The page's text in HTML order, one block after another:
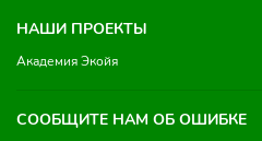
НАШИ ПРОЕКТЫ
Академия Экойя
СООБЩИТЕ НАМ ОБ ОШИБКЕ